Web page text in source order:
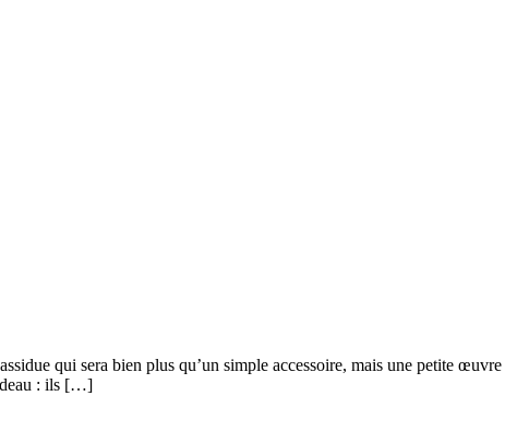
qui sera bien plus qu’un simple accessoire, mais une petite œuvre
: ils […]